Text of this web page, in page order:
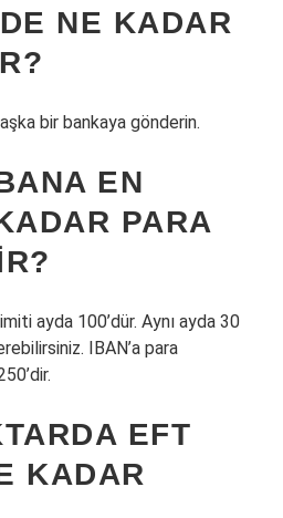
NE KADAR
bir bankaya gönderin.
EN
PARA
ayda 100’dür. Aynı ayda 30
IBAN’a para
EFT
KADAR